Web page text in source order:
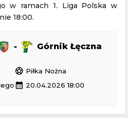
w ramach 1. Liga Polska w
18:00.
- Górnik Łęczna
sports_soccer Piłka Nożna
calendar_month 20.04.2026 18:00